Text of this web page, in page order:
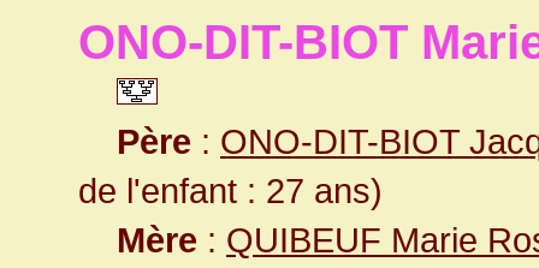
ONO-DIT-BIOT
Père : ONO-DIT-BIOT
de l'enfant : 27 ans)
Mère : QUIBEUF Marie